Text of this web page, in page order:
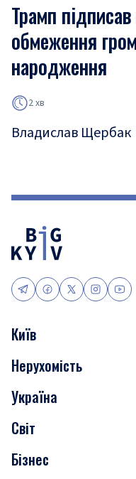
Трамп
обмеження
народження
2 хв
Владислав Щербак
Київ
Події
Скандали
Нерухомість
Транспорт
Нерухомість
Україна
Світ
Бізнес